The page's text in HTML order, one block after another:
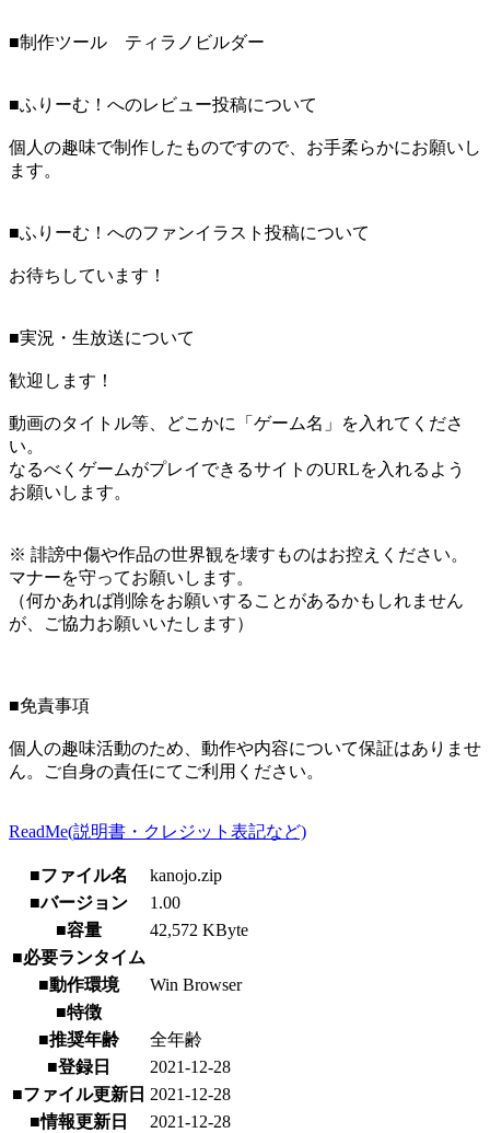
■制作ツール ティラノビルダー
■ふりーむ！へのレビュー投稿について
個人の趣味で制作したものですので、お手柔らかにお願いし
ます。
■ふりーむ！へのファンイラスト投稿について
お待ちしています！
■実況・生放送について
歓迎します！
動画のタイトル等、どこかに「ゲーム名」を入れてくださ
い。
なるべくゲームがプレイできるサイトのURLを入れるよう
お願いします。
※ 誹謗中傷や作品の世界観を壊すものはお控えください。
マナーを守ってお願いします。
（何かあれば削除をお願いすることがあるかもしれません
が、ご協力お願いいたします）
■免責事項
個人の趣味活動のため、動作や内容について保証はありませ
ん。ご自身の責任にてご利用ください。
ReadMe(説明書・クレジット表記など)
■ファイル名
kanojo.zip
■バージョン
1.00
■容量
42,572 KByte
■必要ランタイム
■動作環境
Win Browser
■特徴
■推奨年齢
全年齢
■登録日
2021-12-28
■ファイル更新日 2021-12-28
■情報更新日
2021-12-28